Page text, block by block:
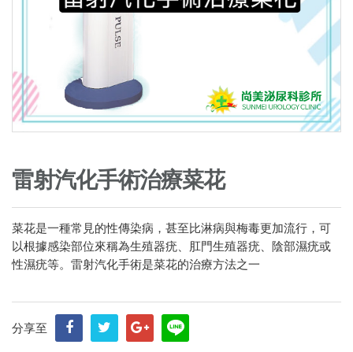
雷射汽化手術治療菜花
菜花是一種常見的性傳染病，甚至比淋病與梅毒更加流行，可
以根據感染部位來稱為生殖器疣、肛門生殖器疣、陰部濕疣或
性濕疣等。雷射汽化手術是菜花的治療方法之一
分享至